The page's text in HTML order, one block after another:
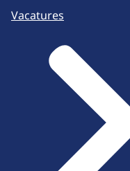
Vacatures